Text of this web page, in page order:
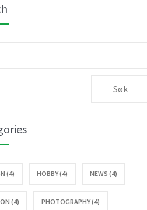
(4) HOBBY (4) NEWS (4)
(4) PHOTOGRAPHY (4)